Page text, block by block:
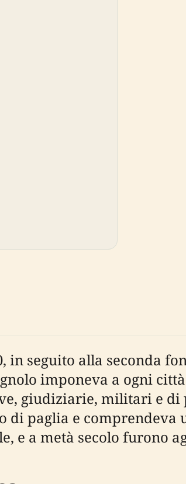
in seguito alla seconda
imponeva a ogni
giudiziarie, militari e di
di paglia e comprendeva
e a metà secolo furono